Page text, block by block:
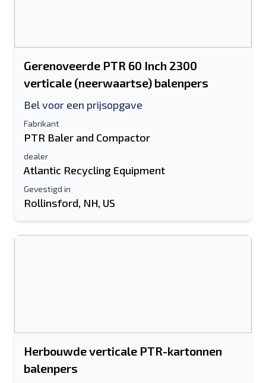
Gerenoveerde PTR 60 Inch 2300
verticale (neerwaartse) balenpers
Bel voor een prijsopgave
Fabrikant
PTR Baler and Compactor
dealer
Atlantic Recycling Equipment
Gevestigd in
Rollinsford, NH, US
Herbouwde verticale PTR-kartonnen
balenpers